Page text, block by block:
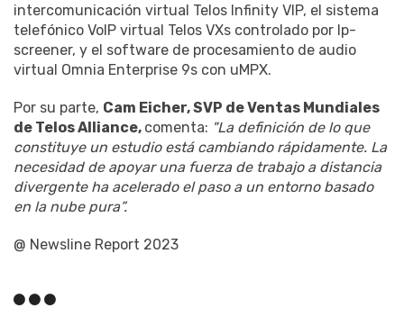
intercomunicación virtual Telos Infinity VIP, el sistema
telefónico VoIP virtual Telos VXs controlado por Ip-
screener, y el software de procesamiento de audio
virtual Omnia Enterprise 9s con uMPX.
Por su parte, Cam Eicher, SVP de Ventas Mundiales
de Telos Alliance, comenta: "La definición de lo que
constituye un estudio está cambiando rápidamente. La
necesidad de apoyar una fuerza de trabajo a distancia
divergente ha acelerado el paso a un entorno basado
en la nube pura”.
@ Newsline Report 2023